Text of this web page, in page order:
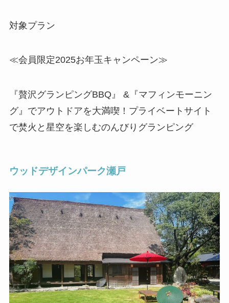
対象プラン
≪会員限定2025お年玉キャンペーン≫
『贅沢グランピングBBQ』 &『マフィンモーニン
グ』でアウトドアを大満喫！プライベートサイト
で焚火と星空を楽しむのんびりグランピング
ウッドデザインパーク瀬戸